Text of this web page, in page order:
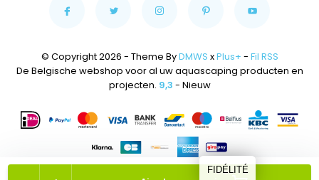
© Copyright 2026 - Theme ByDMWS xPlus+ - Fil RSS
De Belgische webshop voor al uw aquascaping producten en
projecten. 9,3 - Nieuw
FIDÉLITÉ